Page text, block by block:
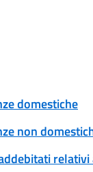
domestiche
non